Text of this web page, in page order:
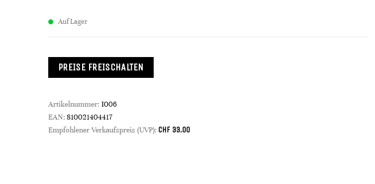
Auf Lager
PREISE FREISCHALTEN
Artikelnummer: I006
EAN: 810021404417
Empfohlener Verkaufspreis (UVP): CHF 33.00